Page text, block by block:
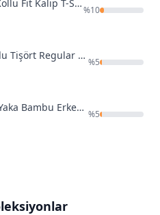
Anıt Sıfır Yaka Uzun Kollu Fit Kalıp T-Shirt 1165
%10
Siyah Erkek Uzun Kollu Tişört Regular Fit Bisiklet Yaka %100 Pamuk Arma Yıldız 1189
%5
Kısa Kollu Lacivert V-Yaka Bambu Erkek T-Shirt Yıldız 482
%5